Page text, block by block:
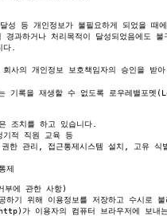
.
사의 개인정보 보호책임자의 승인을 받
기록을 재생할 수 없도록 로우레밸포
조치를 하고 있습니다.
적 직원 교육 등
한 관리, 접근통제시스템 설치, 고유 식
제
가 이용자의 컴퓨터 브라우저에 보내